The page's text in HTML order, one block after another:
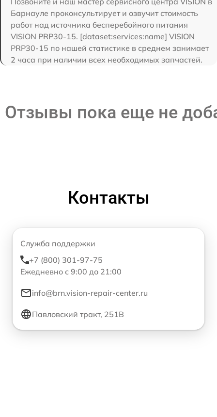
Барнауле проконсультирует и озвучит стоимость
работ над источника бесперебойного питания
VISION PRP30-15. [dataset:services:name] VISION
PRP30-15 по нашей статистике в среднем занимает
2 часа при наличии всех необходимых запчастей.
Отзывы пока еще не
Контакты
Служба поддержки
+7 (800) 301-97-75
Ежедневно с 9:00 до 21:00
info@brn.vision-repair-center.ru
Павловский тракт, 251В